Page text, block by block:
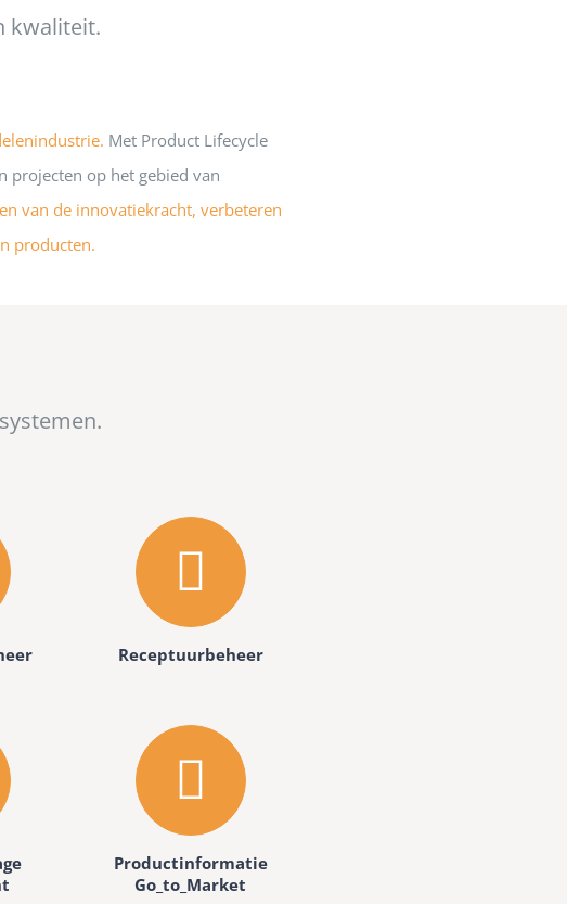
kwaliteit.
Met Product Lifecycle
projecten op het gebied van
van de innovatiekracht, verbeteren
producten.
Receptuurbeheer
Productinformatie
Go_to_Market